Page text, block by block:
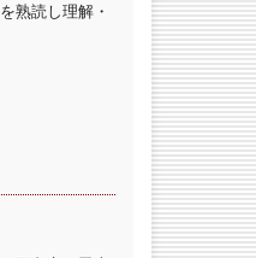
を熟読し理解・